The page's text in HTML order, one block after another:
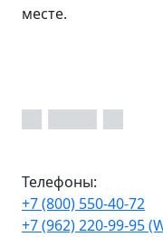
месте.
Телефоны:
+7 (800) 550-40-72
+7 (962) 220-99-95